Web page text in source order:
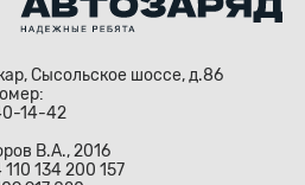
Сысольское шоссе, д.86
14-42
В.А., 2016
134 200 157